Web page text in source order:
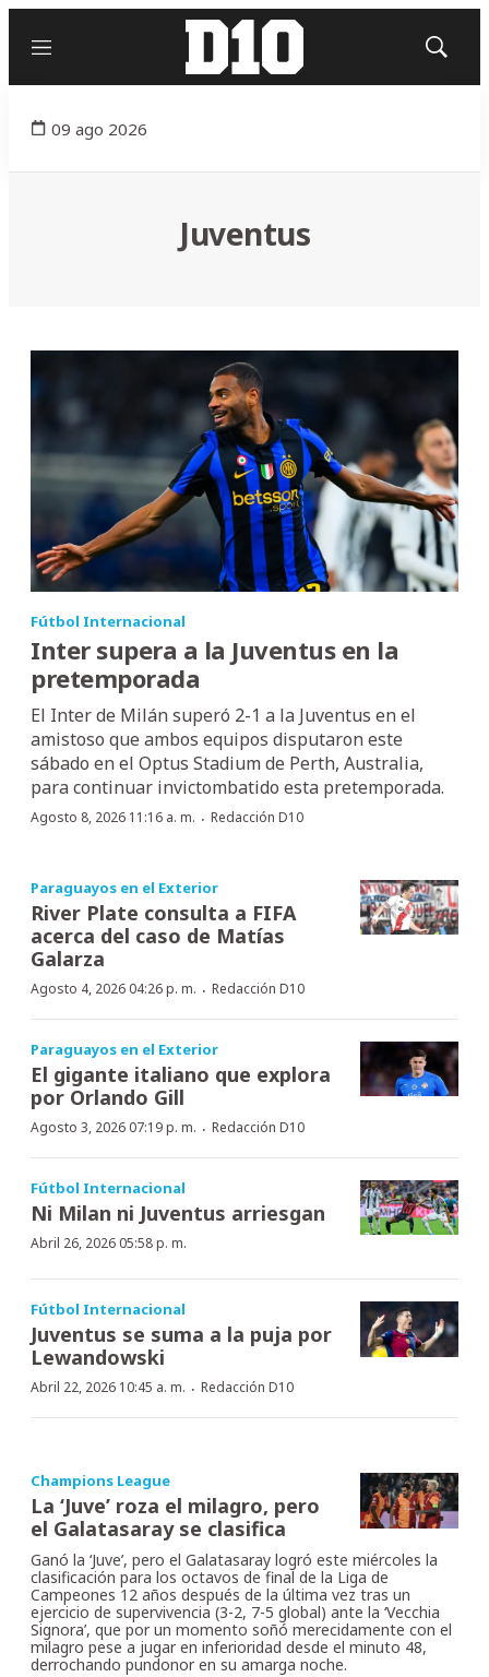
Menú
Mostrar
09 ago 2026
Juventus
Fútbol Internacional
Inter supera a la Juventus en la
pretemporada
El Inter de Milán superó 2-1 a la Juventus en el
amistoso que ambos equipos disputaron este
sábado en el Optus Stadium de Perth, Australia,
para continuar invictombatido esta pretemporada.
Agosto 8, 2026 11:16 a. m. · Redacción D10
Paraguayos en el Exterior
River Plate consulta a FIFA
acerca del caso de Matías
Galarza
Agosto 4, 2026 04:26 p. m. · Redacción D10
Paraguayos en el Exterior
El gigante italiano que explora
por Orlando Gill
Agosto 3, 2026 07:19 p. m. · Redacción D10
Fútbol Internacional
Ni Milan ni Juventus arriesgan
Abril 26, 2026 05:58 p. m.
Fútbol Internacional
Juventus se suma a la puja por
Lewandowski
Abril 22, 2026 10:45 a. m. · Redacción D10
Champions League
La ‘Juve’ roza el milagro, pero
el Galatasaray se clasifica
Ganó la ‘Juve’, pero el Galatasaray logró este miércoles la
clasificación para los octavos de final de la Liga de
Campeones 12 años después de la última vez tras un
ejercicio de supervivencia (3-2, 7-5 global) ante la ‘Vecchia
Signora’, que por un momento soñó merecidamente con el
milagro pese a jugar en inferioridad desde el minuto 48,
derrochando pundonor en su amarga noche.